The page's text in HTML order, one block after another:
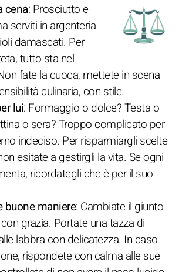
cena: Prosciutto e
serviti in argenteria
damascati. Per
tutto sta nel
fate la cuoca, mettete in scena
culinaria, con stile.
lui: Formaggio o dolce? Testa o
o sera? Troppo complicato per
indeciso. Per risparmiargli scelte
esitate a gestirgli la vita. Se ogni
ricordategli che è per il suo
buone maniere: Cambiate il giunto
grazia. Portate una tazza di
labbra con delicatezza. In caso
rispondete con calma alle sue